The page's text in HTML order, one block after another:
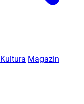
Kultura Magazin